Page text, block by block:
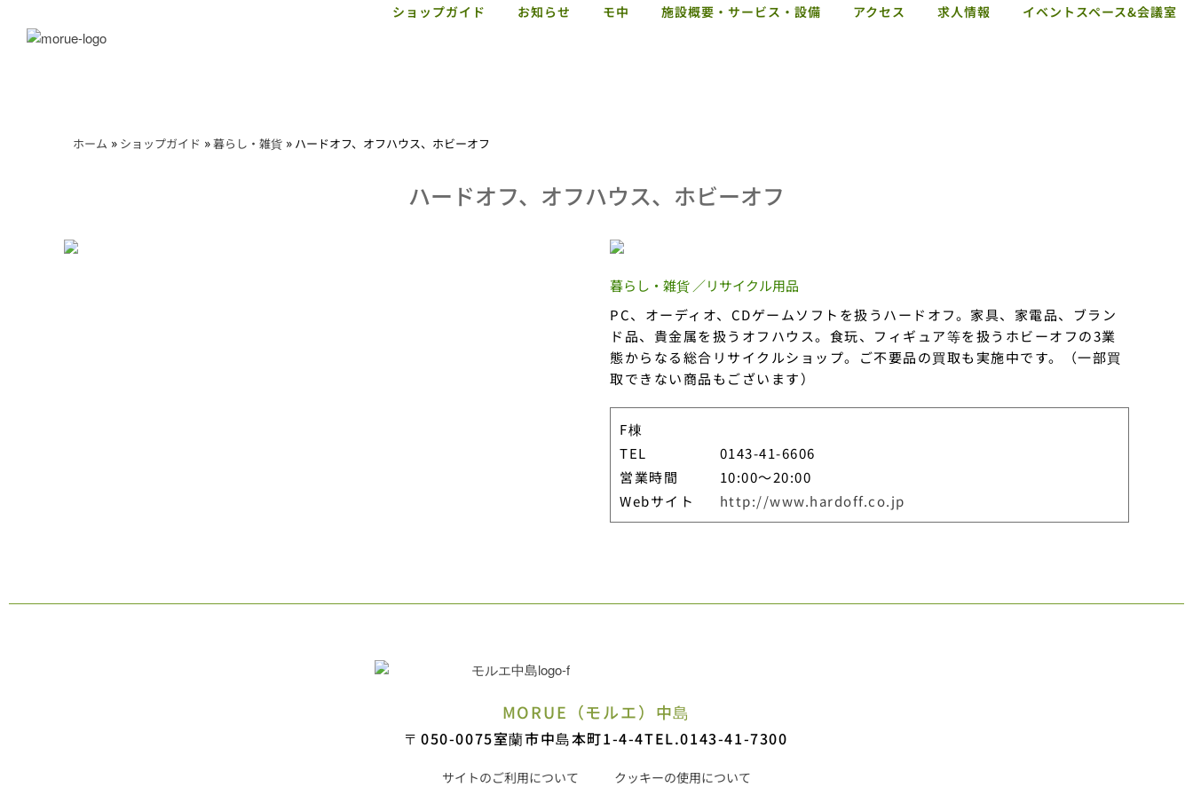
ショップガイド お知らせ モ中 施設概要・サービス・設備 アクセス 求人情報 イベントスペース&会議室
ホーム » ショップガイド »暮らし・雑貨 » ハードオフ、オフハウス、ホビーオフ
ハードオフ、オフハウス、ホビーオフ
暮らし・雑貨 ／リサイクル用品
PC、オーディオ、CDゲームソフトを扱うハードオフ。家具、家電品、ブラン
ド品、貴金属を扱うオフハウス。食玩、フィギュア等を扱うホビーオフの3業
態からなる総合リサイクルショップ。ご不要品の買取も実施中です。（一部買
取できない商品もございます）
F棟
TEL
0143-41-6606
営業時間
10:00〜20:00
Webサイト
http://www.hardoff.co.jp
MORUE（モルエ）中島
〒050-0075室蘭市中島本町1-4-4TEL.0143-41-7300
サイトのご利用について クッキーの使用について